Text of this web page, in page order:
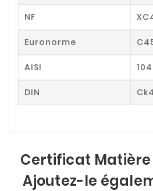
NF
Euronorme
AISI
DIN
Certificat Matière
Ajoutez-le